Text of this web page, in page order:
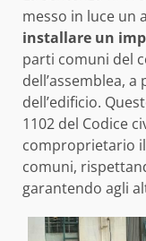
messo in luce un
installare un
parti comuni del
dell’assemblea,
dell’edificio.
1102 del Codice
comproprietario
comuni,
garantendo agli